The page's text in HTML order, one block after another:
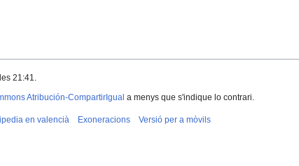
21:41.
Atribución-CompartirIgual a menys que s'indique lo contrari.
en valencià Exoneracions Versió per a mòvils